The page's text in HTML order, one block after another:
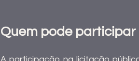
Quem pode